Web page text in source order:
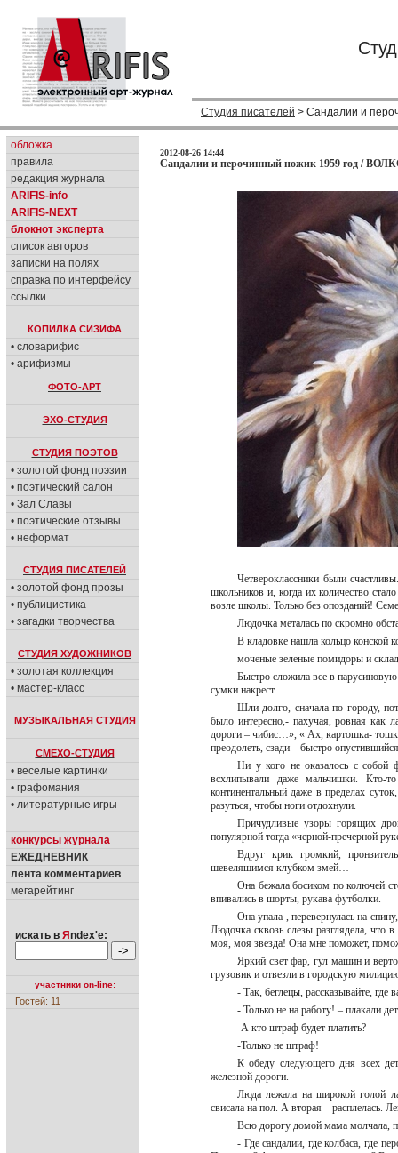
Студия писателей > Сандалии и
обложка
правила
редакция журнала
ARIFIS-info
ARIFIS-NEXT
блокнот эксперта
список авторов
записки на полях
справка по интерфейсу
ссылки
КОПИЛКА СИЗИФА
• словарифис
• арифизмы
ФОТО-АРТ
ЭХО-СТУДИЯ
СТУДИЯ ПОЭТОВ
• золотой фонд поэзии
• поэтический салон
• Зал Славы
• поэтические отзывы
• неформат
СТУДИЯ ПИСАТЕЛЕЙ
• золотой фонд прозы
• публицистика
• загадки творчества
СТУДИЯ ХУДОЖНИКОВ
• золотая коллекция
• мастер-класс
МУЗЫКАЛЬНАЯ СТУДИЯ
СМЕХО-СТУДИЯ
• веселые картинки
• графомания
• литературные игры
конкурсы журнала
ЕЖЕДНЕВНИК
лента комментариев
мегарейтинг
искать в Я ndex'е:
участники on-line:
Гостей: 11
2012-08-26 14:44
Сандалии и перочинный ножик 1959 год /
Четвероклассники были
школьников и, когда их количество
возле школы. Только без опозданий!
Людочка металась по скромно
В кладовке нашла кольцо конской
моченые зеленые помидоры и
Быстро сложила все в
сумки накрест.
Шли долго, сначала по городу,
было интересно,- пахучая, ровная как
дороги – чибис…», « Ах, картошка-
преодолеть, сзади – быстро
Ни у кого не оказалось с собой
всхлипывали даже мальчишки. Кто-
континентальный даже в пределах
разуться, чтобы ноги отдохнули.
Причудливые узоры горящих
популярной тогда «черной-пречерной
Вдруг крик громкий,
шевелящимся клубком змей…
Она бежала босиком по колючей
впивались в шорты, рукава футболки.
Она упала , перевернулась на
Людочка сквозь слезы разглядела, что
моя, моя звезда! Она мне поможет,
Яркий свет фар, гул машин и
грузовик и отвезли в городскую
- Так, беглецы, рассказывайте,
- Только не на работу! – плакали
-А кто штраф будет платить?
-Только не штраф!
К обеду следующего дня всех
железной дороги.
Люда лежала на широкой голой
свисала на пол. А вторая – расплелась.
Всю дорогу домой мама молчала,
- Где сандалии, где колбаса, где